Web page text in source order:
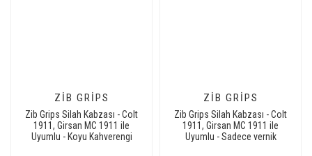
ZIB GRIPS
Zib Grips Silah Kabzası - Colt
1911, Girsan MC 1911 ile
Uyumlu - Koyu Kahverengi
ZIB GRIPS
Zib Grips Silah Kabzası - Colt
1911, Girsan MC 1911 ile
Uyumlu - Sadece vernik